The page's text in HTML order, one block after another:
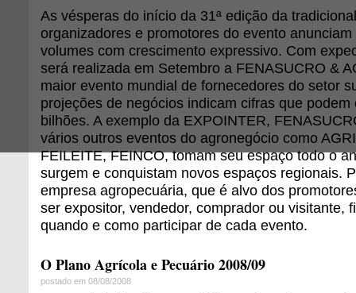
As vésperas do início da 31ª edição da
organizadores e promotores do evento
volumes com crescimento expressivo. Com
será realizada em Setembro a FENASUCRO &
maior evento mundial de fornecedores do setor
projeções de negócios indicam cifras que podem
bilhões. A exemplo da EXPOINTER,
vários outros eventos do agronegócio como
FEILEITE, FEINCO, tomam seu espaço todo o
surgem e conquistam novos espaços regionais.
empresa agropecuária, que é alvo dos
ser expositor, vendedor, comprador ou visitante,
quando e como participar de cada evento.
O Plano Agrícola e Pecuário 2008/09
postado em 08/08/2008